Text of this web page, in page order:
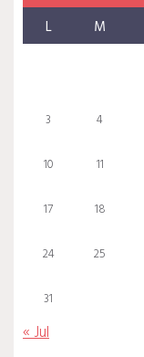
L M
3 4
10 11
17 18
24 25
31
« Jul